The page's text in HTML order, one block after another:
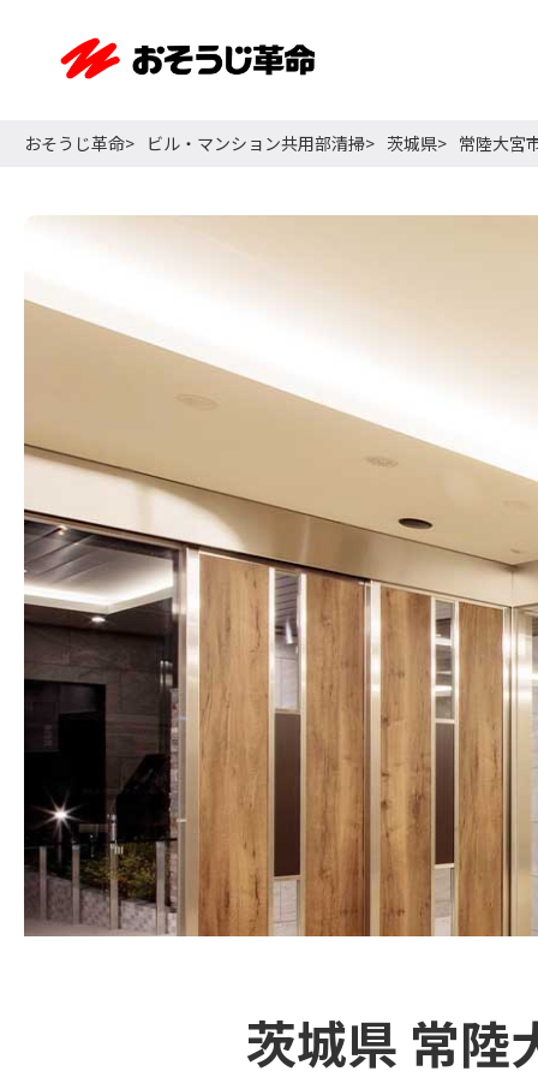
おそうじ革命 ビル・マンション共用部清掃 茨城県 常陸大宮
茨城県 常陸